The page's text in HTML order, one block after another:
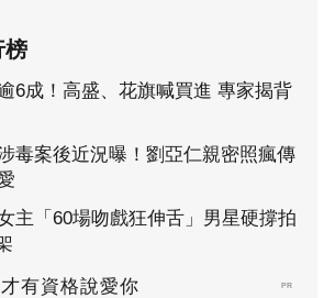
榜
6成！高盛、花旗喊買進 專家揭背
毒案後近況曝！劉亞仁親密照瘋傳
主「60場吻戲狂伸舌」男星硬撐拍
有資格說愛你 PR